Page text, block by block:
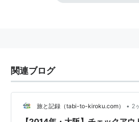
テルグランヴィア大阪」と改称した
関連ブログ
旅と記録（tabi-to-kiroku.com） • 2